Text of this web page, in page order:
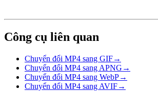
Công cụ liên quan
Chuyển đổi MP4 sang GIF→
Chuyển đổi MP4 sang APNG →
Chuyển đổi MP4 sang WebP→
Chuyển đổi MP4 sang AVIF→